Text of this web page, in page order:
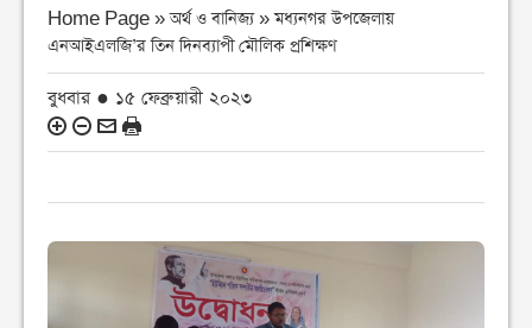
Home Page » অর্থ ও বানিজ্য »মধ্যনগর উপজেলায়
এনআইএলজি’র তিন দিনব্যাপী মৌলিক প্রশিক্ষণ
বুধবার ● ১৫ ফেব্রুয়ারী ২০২৩